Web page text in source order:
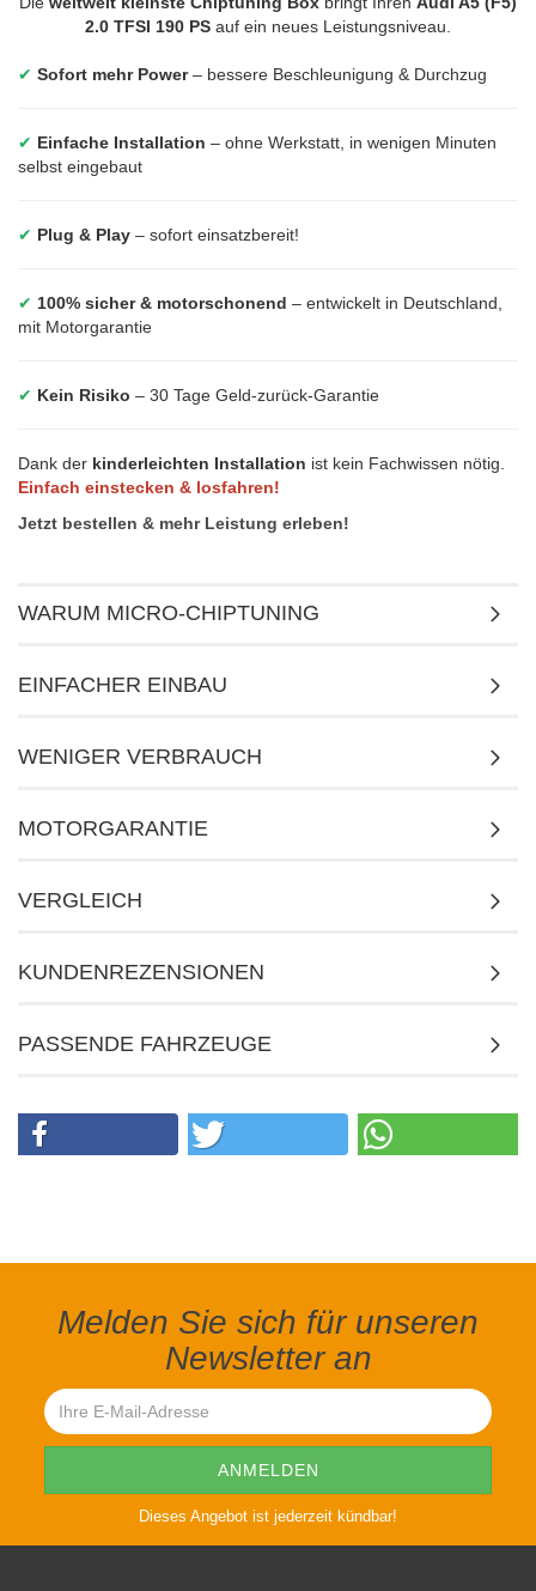
2.0 TFSI 190 PS auf ein neues Leistungsniveau.
✔ Sofort mehr Power– bessere Beschleunigung & Durchzug
✔ Einfache Installation – ohne Werkstatt, in wenigen Minuten
selbst eingebaut
✔ Plug & Play – sofort einsatzbereit!
✔ 100% sicher & motorschonend – entwickelt in Deutschland,
mit Motorgarantie
✔ Kein Risiko – 30 Tage Geld-zurück-Garantie
Dank der kinderleichten Installation ist kein Fachwissen nötig.
Einfach einstecken & losfahren!
Jetzt bestellen & mehr Leistung erleben!
WARUM MICRO-CHIPTUNING
EINFACHER EINBAU
WENIGER VERBRAUCH
MOTORGARANTIE
VERGLEICH
KUNDENREZENSIONEN
PASSENDE FAHRZEUGE
Melden Sie sich für unseren
Newsletter an
Dieses Angebot ist jederzeit kündbar!